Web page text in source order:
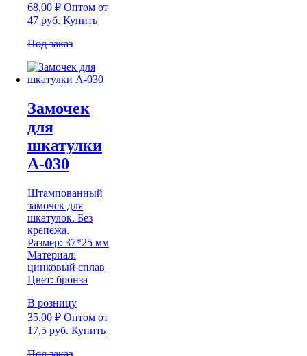
68,00 ₽ Оптом от
47 руб. Купить
Под заказ
Замочек
для
шкатулки
А-030
Штампованный
замочек для
шкатулок. Без
крепежа.
Размер: 37*25 мм
Материал:
цинковый сплав
Цвет: бронза
В розницу
35,00 ₽ Оптом от
17,5 руб. Купить
Под заказ